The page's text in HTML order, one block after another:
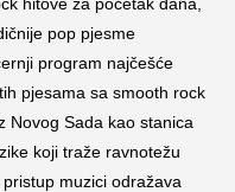
pop pjesme
program najčešće
pjesama sa smooth rock
Novog Sada kao stanica
koji traže ravnotežu
muzici odražava